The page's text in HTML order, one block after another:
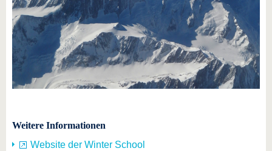
Weitere Informationen
Website der Winter School